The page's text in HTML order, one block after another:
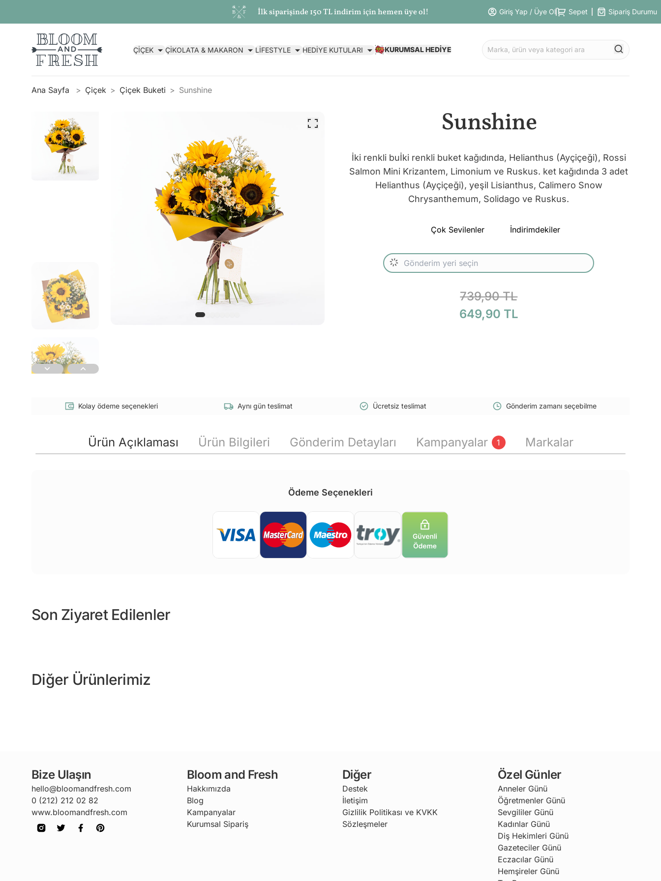
İlk siparişinde 150 TL indirim için hemen üye ol! Giriş Yap / Üye Ol Sepet Sipariş Durumu
ÇİÇEK ÇİKOLATA & MAKARON LİFESTYLE HEDİYE KUTULARI KURUMSAL HEDİYE
Ana Sayfa Çiçek Çiçek Buketi Sunshine
Sunshine
İki renkli buİki renkli buket kağıdında, Helianthus (Ayçiçeği), Rossi
Salmon Mini Krizantem, Limonium ve Ruskus. ket kağıdında 3 adet
Helianthus (Ayçiçeği), yeşil Lisianthus, Calimero Snow
Chrysanthemum, Solidago ve Ruskus.
Çok Sevilenler İndirimdekiler
739,90 TL
649,90 TL
Kolay ödeme seçenekleri Aynı gün teslimat Ücretsiz teslimat Gönderim zamanı seçebilme
Ürün Açıklaması Ürün Bilgileri Gönderim Detayları Kampanyalar 1 Markalar
Ödeme Seçenekleri
Son Ziyaret Edilenler
Diğer Ürünlerimiz
Bize Ulaşın
hello@bloomandfresh.com
0 (212) 212 02 82
www.bloomandfresh.com
Bloom and Fresh
Hakkımızda
Blog
Kampanyalar
Kurumsal Sipariş
Diğer
Destek
İletişim
Gizlilik Politikası ve KVKK
Sözleşmeler
Özel Günler
Anneler Günü
Öğretmenler Günü
Sevgililer Günü
Kadınlar Günü
Diş Hekimleri Günü
Gazeteciler Günü
Eczacılar Günü
Hemşireler Günü